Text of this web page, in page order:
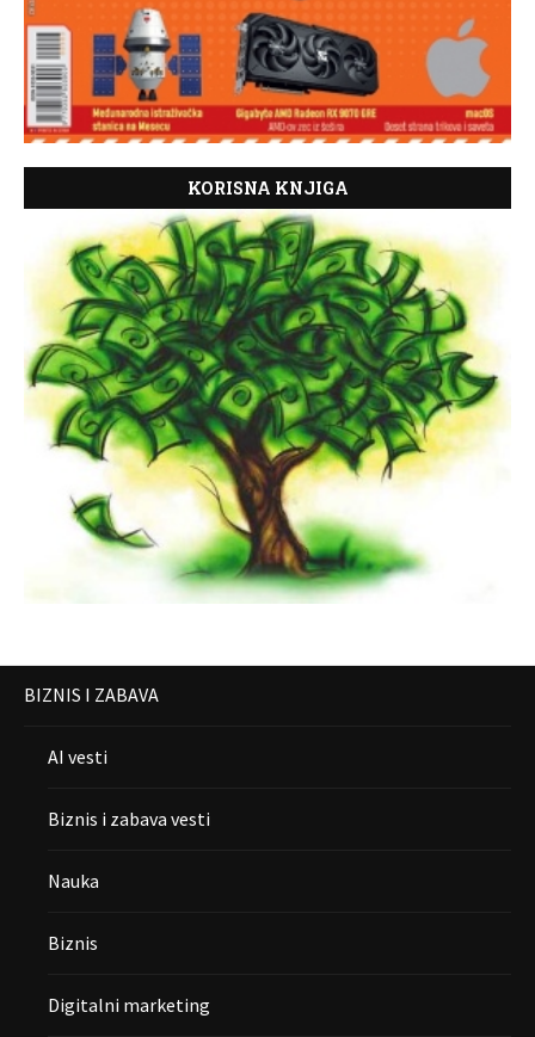
KORISNA KNJIGA
BIZNIS I ZABAVA
AI vesti
Biznis i zabava vesti
Nauka
Biznis
Digitalni marketing